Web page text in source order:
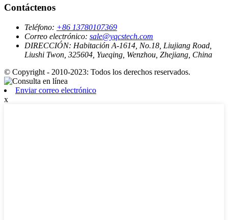
Contáctenos
Teléfono: +86 13780107369
Correo electrónico: sale@yqcstech.com
DIRECCIÓN: Habitación A-1614, No.18, Liujiang Road,
Liushi Twon, 325604, Yueqing, Wenzhou, Zhejiang, China
© Copyright - 2010-2023: Todos los derechos reservados.
Enviar correo electrónico
x